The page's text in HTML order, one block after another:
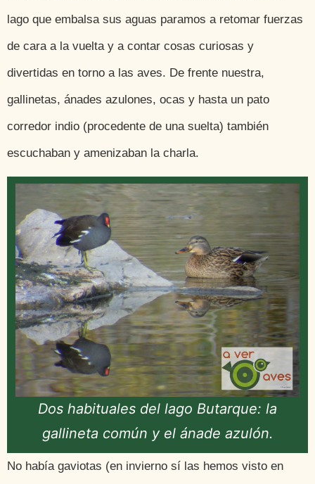
lago que embalsa sus aguas paramos a retomar fuerzas
de cara a la vuelta y a contar cosas curiosas y
divertidas en torno a las aves. De frente nuestra,
gallinetas, ánades azulones, ocas y hasta un pato
corredor indio (procedente de una suelta) también
escuchaban y amenizaban la charla.
Dos habituales del lago Butarque: la
gallineta común y el ánade azulón.
No había gaviotas (en invierno sí las hemos visto en